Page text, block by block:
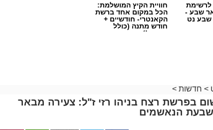
שבע -
שבע נט
חוויית הקיץ המושלמת:
הכל במקום אחד ברשת
הקאנטרי- חודשיים +
חודש מתנה (כולל
החגים!)
> חדשות >
בפרשת רצח בניהו רזי ז"ל: צעירה מבאר
שבעת הנאשמים